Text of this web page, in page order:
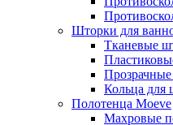
Шторки для
Тканевые
Кольца для
Полотенца Moeve
Махровые